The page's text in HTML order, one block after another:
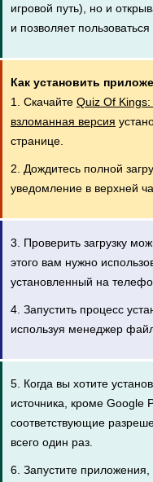
игровой путь), но и
и позволяет
Как установить
1. Скачайте Quiz Of
взломанная версия
странице.
2. Дождитесь полной
уведомление в верхней
3. Проверить загрузку
этого вам нужно
установленный на
4. Запустить процесс
используя менеджер
5. Когда вы хотите
источника, кроме Google
соответствующие
всего один раз.
6. Запустите